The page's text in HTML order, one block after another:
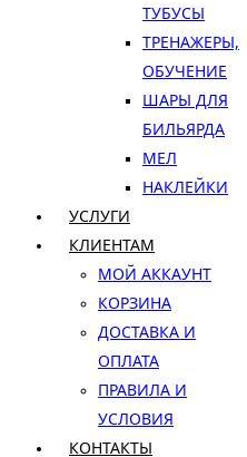
ТУБУСЫ
ТРЕНАЖЕРЫ,
ОБУЧЕНИЕ
ШАРЫ ДЛЯ
БИЛЬЯРДА
МЕЛ
НАКЛЕЙКИ
УСЛУГИ
КЛИЕНТАМ
МОЙ АККАУНТ
КОРЗИНА
ДОСТАВКА И
ОПЛАТА
ПРАВИЛА И
УСЛОВИЯ
КОНТАКТЫ